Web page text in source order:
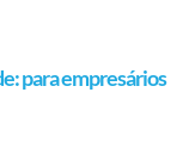
para empresários